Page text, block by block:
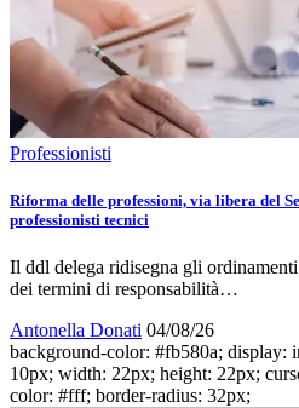
Professionisti
Riforma delle professioni, via libera del
professionisti tecnici
Il ddl delega ridisegna gli
dei termini di responsabilità…
Antonella Donati 04/08/26
background-color: #fb580a; display:
10px; width: 22px; height: 22px;
color: #fff; border-radius: 32px;